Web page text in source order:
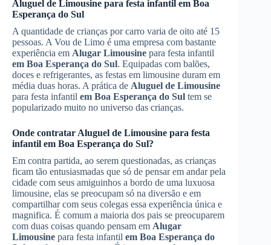
Aluguel de Limousine para festa infantil em Boa
Esperança do Sul
A quantidade de crianças por carro varia de oito até 15
pessoas. A Vou de Limo é uma empresa com bastante
experiência em Alugar Limousine para festa infantil
em Boa Esperança do Sul. Equipadas com balões,
doces e refrigerantes, as festas em limousine duram em
média duas horas. A prática de Aluguel de Limousine
para festa infantil em Boa Esperança do Sul tem se
popularizado muito no universo das crianças.
Onde contratar Aluguel de Limousine para festa
infantil em Boa Esperança do Sul?
Em contra partida, ao serem questionadas, as crianças
ficam tão entusiasmadas que só de pensar em andar pela
cidade com seus amiguinhos a bordo de uma luxuosa
limousine, elas se preocupam só na diversão e em
compartilhar com seus colegas essa experiência única e
magnifica. É comum a maioria dos pais se preocuparem
com duas coisas quando pensam em Alugar
Limousine para festa infantil em Boa Esperança do